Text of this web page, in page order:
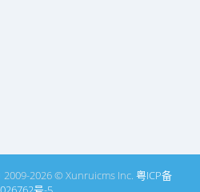
2009-2026 © Xunruicms Inc. 粤ICP备